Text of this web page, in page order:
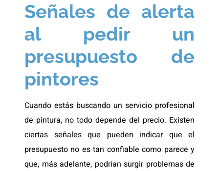
Señales de alerta
al pedir un
presupuesto de
pintores
Cuando estás buscando un servicio profesional
de pintura, no todo depende del precio. Existen
ciertas señales que pueden indicar que el
presupuesto no es tan confiable como parece y
que, más adelante, podrían surgir problemas de